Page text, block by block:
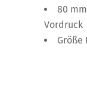
80
Vordruck
Größe